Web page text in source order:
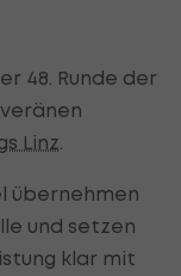
48. Runde der
Linz
übernehmen
und setzen
klar mit